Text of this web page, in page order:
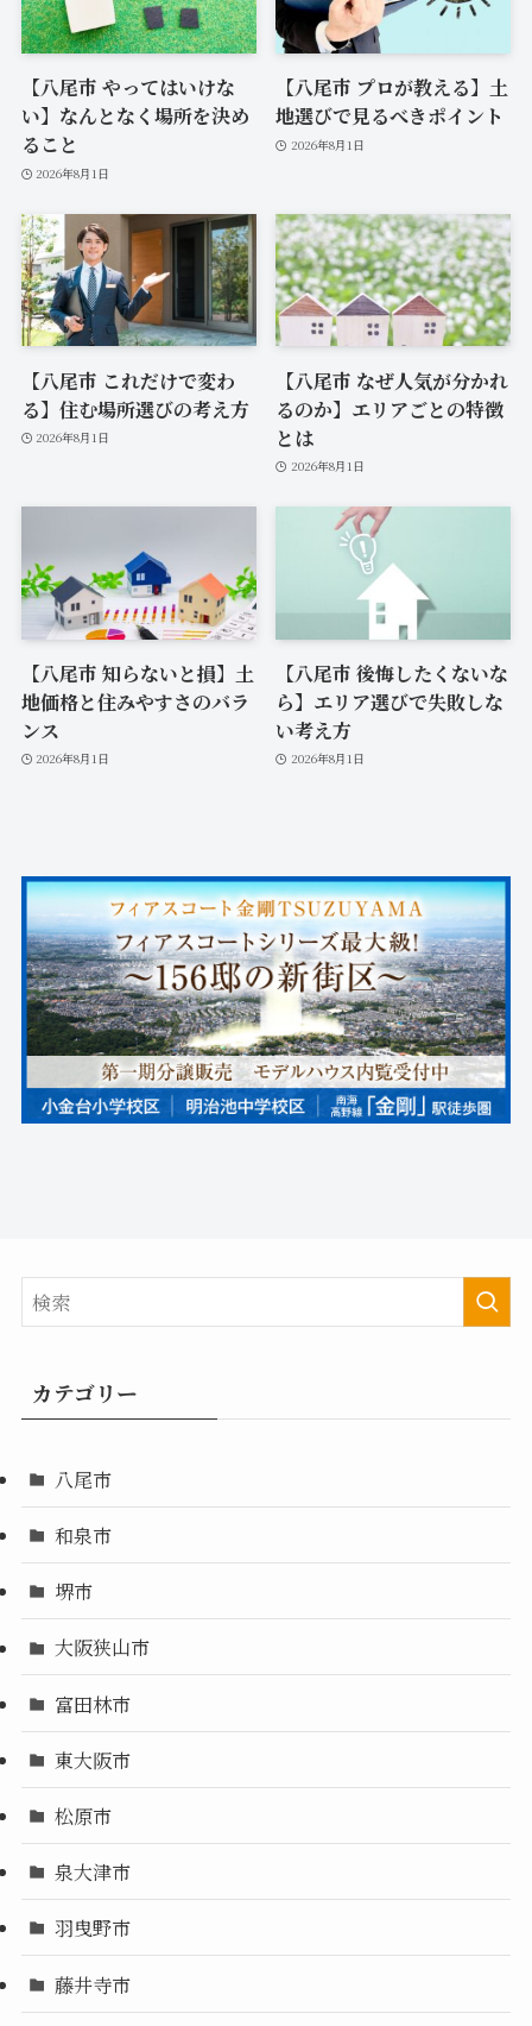
【八尾市 やってはいけな
い】なんとなく場所を決め
ること
2026年8月1日
【八尾市 プロが教える】土
地選びで見るべきポイント
2026年8月1日
【八尾市 これだけで変わ
る】住む場所選びの考え方
2026年8月1日
【八尾市 なぜ人気が分かれ
るのか】エリアごとの特徴
とは
2026年8月1日
【八尾市 知らないと損】土
地価格と住みやすさのバラ
ンス
2026年8月1日
【八尾市 後悔したくないな
ら】エリア選びで失敗しな
い考え方
2026年8月1日
カテゴリー
八尾市
和泉市
堺市
大阪狭山市
富田林市
東大阪市
松原市
泉大津市
羽曳野市
藤井寺市